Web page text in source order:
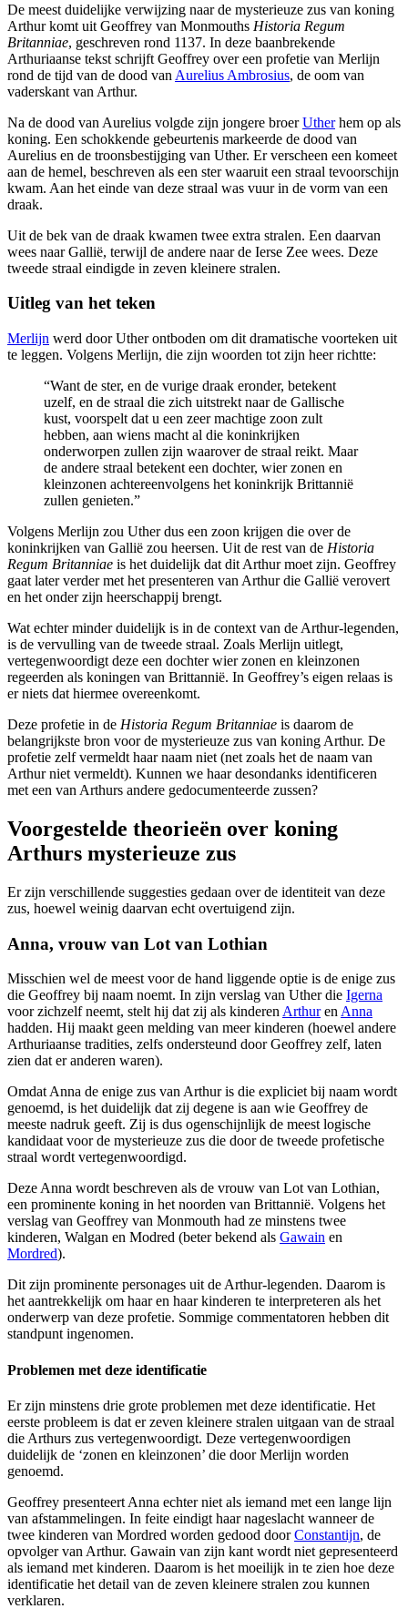
De meest duidelijke verwijzing naar de mysterieuze zus van koning
Arthur komt uit Geoffrey van Monmouths Historia Regum
Britanniae, geschreven rond 1137. In deze baanbrekende
Arthuriaanse tekst schrijft Geoffrey over een profetie van Merlijn
rond de tijd van de dood van Aurelius Ambrosius, de oom van
vaderskant van Arthur.
Na de dood van Aurelius volgde zijn jongere broerUtherhem op als
koning. Een schokkende gebeurtenis markeerde de dood van
Aurelius en de troonsbestijging van Uther. Er verscheen een komeet
aan de hemel, beschreven als een ster waaruit een straal tevoorschijn
kwam. Aan het einde van deze straal was vuur in de vorm van een
draak.
Uit de bek van de draak kwamen twee extra stralen. Een daarvan
wees naar Gallië, terwijl de andere naar de Ierse Zee wees. Deze
tweede straal eindigde in zeven kleinere stralen.
Uitleg van het teken
Merlijn werd door Uther ontboden om dit dramatische voorteken uit
te leggen. Volgens Merlijn, die zijn woorden tot zijn heer richtte:
“Want de ster, en de vurige draak eronder, betekent
uzelf, en de straal die zich uitstrekt naar de Gallische
kust, voorspelt dat u een zeer machtige zoon zult
hebben, aan wiens macht al die koninkrijken
onderworpen zullen zijn waarover de straal reikt. Maar
de andere straal betekent een dochter, wier zonen en
kleinzonen achtereenvolgens het koninkrijk Brittannië
zullen genieten.”
Volgens Merlijn zou Uther dus een zoon krijgen die over de
koninkrijken van Gallië zou heersen. Uit de rest van de Historia
Regum Britanniae is het duidelijk dat dit Arthur moet zijn. Geoffrey
gaat later verder met het presenteren van Arthur die Gallië verovert
en het onder zijn heerschappij brengt.
Wat echter minder duidelijk is in de context van de Arthur-legenden,
is de vervulling van de tweede straal. Zoals Merlijn uitlegt,
vertegenwoordigt deze een dochter wier zonen en kleinzonen
regeerden als koningen van Brittannië. In Geoffrey’s eigen relaas is
er niets dat hiermee overeenkomt.
Deze profetie in de Historia Regum Britanniae is daarom de
belangrijkste bron voor de mysterieuze zus van koning Arthur. De
profetie zelf vermeldt haar naam niet (net zoals het de naam van
Arthur niet vermeldt). Kunnen we haar desondanks identificeren
met een van Arthurs andere gedocumenteerde zussen?
Voorgestelde theorieën over koning
Arthurs mysterieuze zus
Er zijn verschillende suggesties gedaan over de identiteit van deze
zus, hoewel weinig daarvan echt overtuigend zijn.
Anna, vrouw van Lot van Lothian
Misschien wel de meest voor de hand liggende optie is de enige zus
die Geoffrey bij naam noemt. In zijn verslag van Uther die Igerna
voor zichzelf neemt, stelt hij dat zij als kinderen Arthuren Anna
hadden. Hij maakt geen melding van meer kinderen (hoewel andere
Arthuriaanse tradities, zelfs ondersteund door Geoffrey zelf, laten
zien dat er anderen waren).
Omdat Anna de enige zus van Arthur is die expliciet bij naam wordt
genoemd, is het duidelijk dat zij degene is aan wie Geoffrey de
meeste nadruk geeft. Zij is dus ogenschijnlijk de meest logische
kandidaat voor de mysterieuze zus die door de tweede profetische
straal wordt vertegenwoordigd.
Deze Anna wordt beschreven als de vrouw van Lot van Lothian,
een prominente koning in het noorden van Brittannië. Volgens het
verslag van Geoffrey van Monmouth had ze minstens twee
kinderen, Walgan en Modred (beter bekend als Gawain en
Mordred).
Dit zijn prominente personages uit de Arthur-legenden. Daarom is
het aantrekkelijk om haar en haar kinderen te interpreteren als het
onderwerp van deze profetie. Sommige commentatoren hebben dit
standpunt ingenomen.
Problemen met deze identificatie
Er zijn minstens drie grote problemen met deze identificatie. Het
eerste probleem is dat er zeven kleinere stralen uitgaan van de straal
die Arthurs zus vertegenwoordigt. Deze vertegenwoordigen
duidelijk de ‘zonen en kleinzonen’ die door Merlijn worden
genoemd.
Geoffrey presenteert Anna echter niet als iemand met een lange lijn
van afstammelingen. In feite eindigt haar nageslacht wanneer de
twee kinderen van Mordred worden gedood doorConstantijn, de
opvolger van Arthur. Gawain van zijn kant wordt niet gepresenteerd
als iemand met kinderen. Daarom is het moeilijk in te zien hoe deze
identificatie het detail van de zeven kleinere stralen zou kunnen
verklaren.